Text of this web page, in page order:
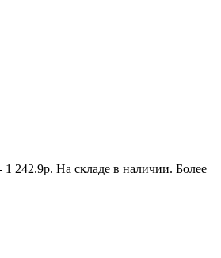
242.9р. На складе в наличии. Более